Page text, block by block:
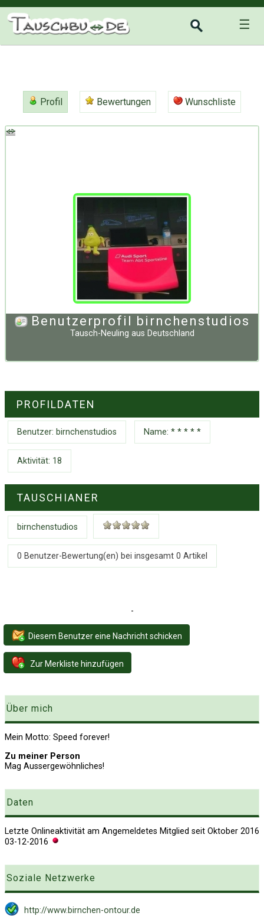
☰
Profil Bewertungen Wunschliste
Benutzerprofil birnchenstudios
Tausch-Neuling aus Deutschland
PROFILDATEN
Benutzer: birnchenstudios Name: * * * * *
Aktivität: 18
TAUSCHIANER
birnchenstudios
0 Benutzer-Bewertung(en) bei insgesamt 0 Artikel
-
Diesem Benutzer eine Nachricht schicken
Zur Merkliste hinzufügen
Über mich
Mein Motto: Speed forever!
Zu meiner Person
Mag Aussergewöhnliches!
Daten
Angemeldetes Mitglied seit Oktober 2016
Letzte Onlineaktivität am
03-12-2016
Soziale Netzwerke
http://www.birnchen-ontour.de